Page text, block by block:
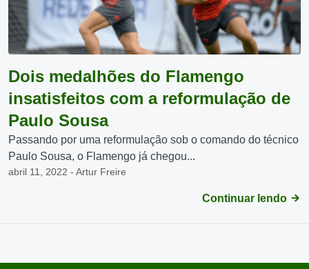
Dois medalhões do Flamengo
insatisfeitos com a reformulação de
Paulo Sousa
Passando por uma reformulação sob o comando do técnico
Paulo Sousa, o Flamengo já chegou...
abril 11, 2022 - Artur Freire
Continuar lendo